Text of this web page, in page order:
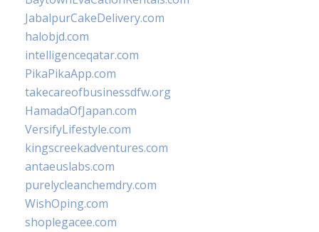
JabalpurCakeDelivery.com
halobjd.com
intelligenceqatar.com
PikaPikaApp.com
takecareofbusinessdfw.org
HamadaOfJapan.com
VersifyLifestyle.com
kingscreekadventures.com
antaeuslabs.com
purelycleanchemdry.com
WishOping.com
shoplegacee.com